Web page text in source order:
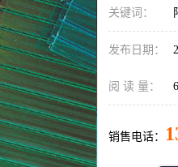
关键词：
发布日期：
阅 读 量：
销售电话：